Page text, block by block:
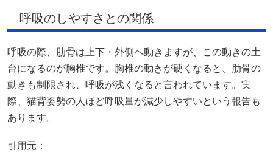
呼吸のしやすさとの関係
呼吸の際、肋骨は上下・外側へ動きますが、この動きの土
台になるのが胸椎です。胸椎の動きが硬くなると、肋骨の
動きも制限され、呼吸が浅くなると言われています。実
際、猫背姿勢の人ほど呼吸量が減少しやすいという報告も
あります。
引用元：